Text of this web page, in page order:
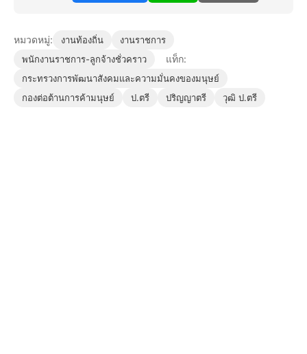
หมวดหมู่: งานท้องถิ่น
งานราชการ
พนักงานราชการ-ลูกจ้างชั่วคราว
แท็ก:
กระทรวงการพัฒนาสังคมและความมั่นคงของมนุษย์
กองต่อต้านการค้ามนุษย์
ป.ตรี ปริญญาตรี วุฒิ ป.ตรี